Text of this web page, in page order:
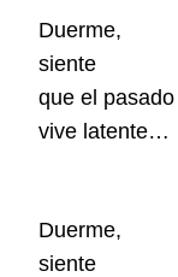
Duerme,
siente
que el
vive latente…
Duerme,
siente